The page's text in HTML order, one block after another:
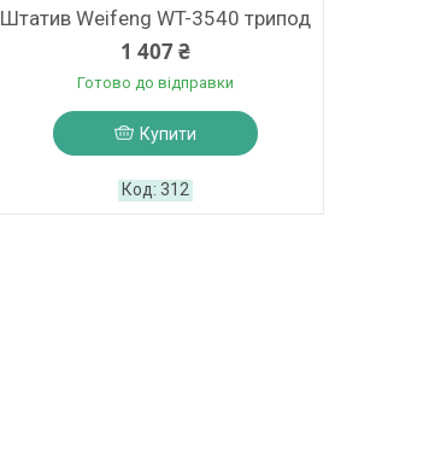
Штатив Weifeng WT-3540 трипод
1 407 ₴
Готово до відправки
Купити
312